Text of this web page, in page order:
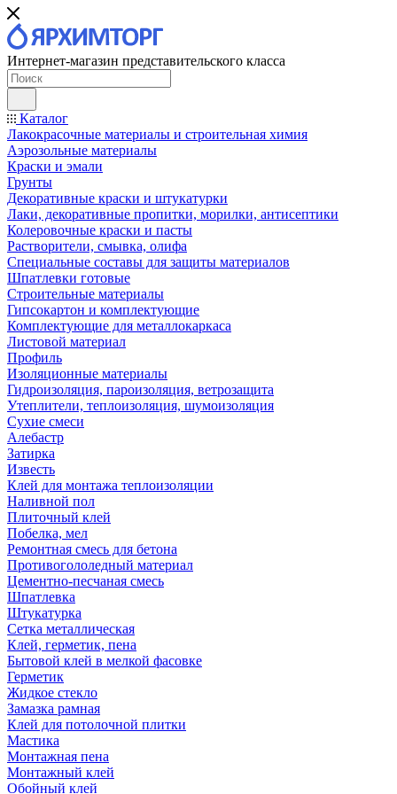
Интернет-магазин представительского класса
Каталог
Лакокрасочные материалы и строительная химия
Аэрозольные материалы
Краски и эмали
Грунты
Декоративные краски и штукатурки
Лаки, декоративные пропитки, морилки, антисептики
Колеровочные краски и пасты
Растворители, смывка, олифа
Специальные составы для защиты материалов
Шпатлевки готовые
Строительные материалы
Гипсокартон и комплектующие
Комплектующие для металлокаркаса
Листовой материал
Профиль
Изоляционные материалы
Гидроизоляция, пароизоляция, ветрозащита
Утеплители, теплоизоляция, шумоизоляция
Сухие смеси
Алебастр
Затирка
Известь
Клей для монтажа теплоизоляции
Наливной пол
Плиточный клей
Побелка, мел
Ремонтная смесь для бетона
Противогололедный материал
Цементно-песчаная смесь
Шпатлевка
Штукатурка
Сетка металлическая
Клей, герметик, пена
Бытовой клей в мелкой фасовке
Герметик
Жидкое стекло
Замазка рамная
Клей для потолочной плитки
Мастика
Монтажная пена
Монтажный клей
Обойный клей